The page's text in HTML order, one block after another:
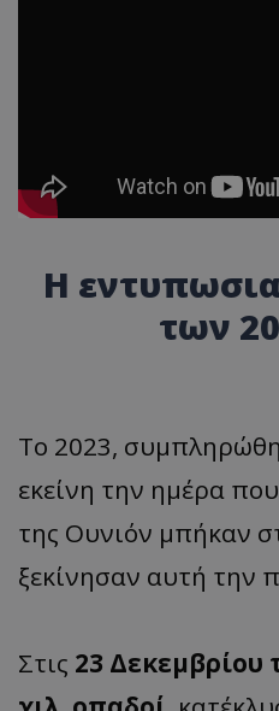
H
των
Το 2023,
εκείνη την ημέρα
της Ουνιόν μπήκαν
ξεκίνησαν αυτή την
Στις 23 Δεκεμβρίου